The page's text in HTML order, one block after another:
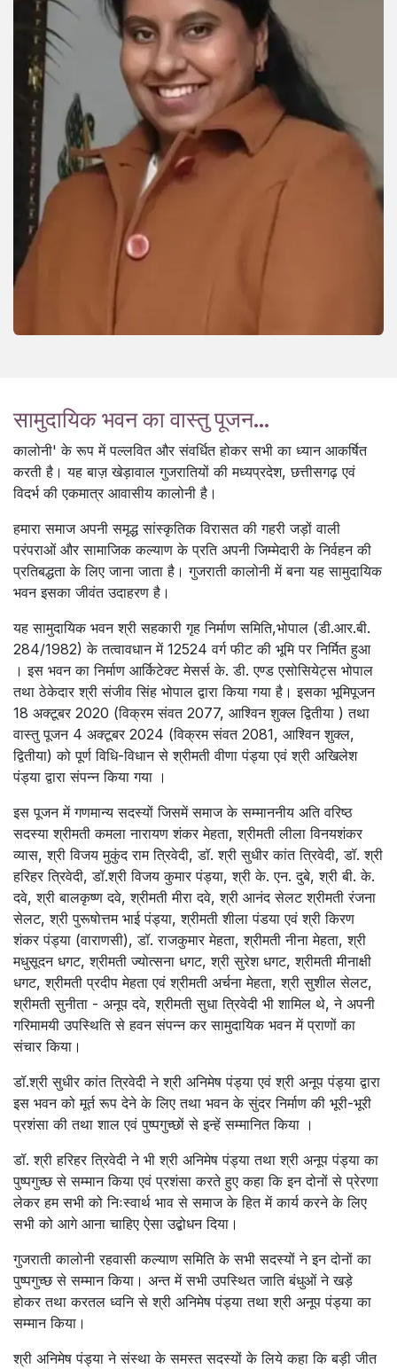
सामुदायिक भवन का वास्तु पूजन...
कालोनी' के रूप में पल्लवित और संवर्धित होकर सभी का ध्यान आकर्षित
करती है। यह बाज़ खेड़ावाल गुजरातियों की मध्यप्रदेश, छत्तीसगढ़ एवं
विदर्भ की एकमात्र आवासीय कालोनी है।
हमारा समाज अपनी समृद्ध सांस्कृतिक विरासत की गहरी जड़ों वाली
परंपराओं और सामाजिक कल्याण के प्रति अपनी जिम्मेदारी के निर्वहन की
प्रतिबद्धता के लिए जाना जाता है। गुजराती कालोनी में बना यह सामुदायिक
भवन इसका जीवंत उदाहरण है।
यह सामुदायिक भवन श्री सहकारी गृह निर्माण समिति,भोपाल (डी.आर.बी.
284/1982) के तत्वावधान में 12524 वर्ग फीट की भूमि पर निर्मित हुआ
। इस भवन का निर्माण आर्किटेक्ट मेसर्स के. डी. एण्ड एसोसियेट्स भोपाल
तथा ठेकेदार श्री संजीव सिंह भोपाल द्वारा किया गया है। इसका भूमिपूजन
18 अक्टूबर 2020 (विक्रम संवत 2077, आश्विन शुक्ल द्वितीया ) तथा
वास्तु पूजन 4 अक्टूबर 2024 (विक्रम संवत 2081, आश्विन शुक्ल,
द्वितीया) को पूर्ण विधि-विधान से श्रीमती वीणा पंड्या एवं श्री अखिलेश
पंड्या द्वारा संपन्न किया गया ।
इस पूजन में गणमान्य सदस्यों जिसमें समाज के सम्माननीय अति वरिष्ठ
सदस्या श्रीमती कमला नारायण शंकर मेहता, श्रीमती लीला विनयशंकर
व्यास, श्री विजय मुकुंद राम त्रिवेदी, डॉ. श्री सुधीर कांत त्रिवेदी, डॉ. श्री
हरिहर त्रिवेदी, डॉ.श्री विजय कुमार पंड्या, श्री के. एन. दुबे, श्री बी. के.
दवे, श्री बालकृष्ण दवे, श्रीमती मीरा दवे, श्री आनंद सेलट श्रीमती रंजना
सेलट, श्री पुरूषोत्तम भाई पंड्या, श्रीमती शीला पंडया एवं श्री किरण
शंकर पंड्या (वाराणसी), डॉ. राजकुमार मेहता, श्रीमती नीना मेहता, श्री
मधुसूदन धगट, श्रीमती ज्योत्सना धगट, श्री सुरेश धगट, श्रीमती मीनाक्षी
धगट, श्रीमती प्रदीप मेहता एवं श्रीमती अर्चना मेहता, श्री सुशील सेलट,
श्रीमती सुनीता - अनूप दवे, श्रीमती सुधा त्रिवेदी भी शामिल थे, ने अपनी
गरिमामयी उपस्थिति से हवन संपन्न कर सामुदायिक भवन में प्राणों का
संचार किया।
डॉ.श्री सुधीर कांत त्रिवेदी ने श्री अनिमेष पंड्या एवं श्री अनूप पंड्या द्वारा
इस भवन को मूर्त रूप देने के लिए तथा भवन के सुंदर निर्माण की भूरी-भूरी
प्रशंसा की तथा शाल एवं पुष्पगुच्छों से इन्हें सम्मानित किया ।
डॉ. श्री हरिहर त्रिवेदी ने भी श्री अनिमेष पंड्या तथा श्री अनूप पंड्या का
पुष्पगुच्छ से सम्मान किया एवं प्रशंसा करते हुए कहा कि इन दोनों से प्रेरणा
लेकर हम सभी को निःस्वार्थ भाव से समाज के हित में कार्य करने के लिए
सभी को आगे आना चाहिए ऐसा उद्बोधन दिया।
गुजराती कालोनी रहवासी कल्याण समिति के सभी सदस्यों ने इन दोनों का
पुष्पगुच्छ से सम्मान किया। अन्त में सभी उपस्थित जाति बंधुओं ने खड़े
होकर तथा करतल ध्वनि से श्री अनिमेष पंड्या तथा श्री अनूप पंड्या का
सम्मान किया।
श्री अनिमेष पंड्या ने संस्था के समस्त सदस्यों के लिये कहा कि बड़ी जीत